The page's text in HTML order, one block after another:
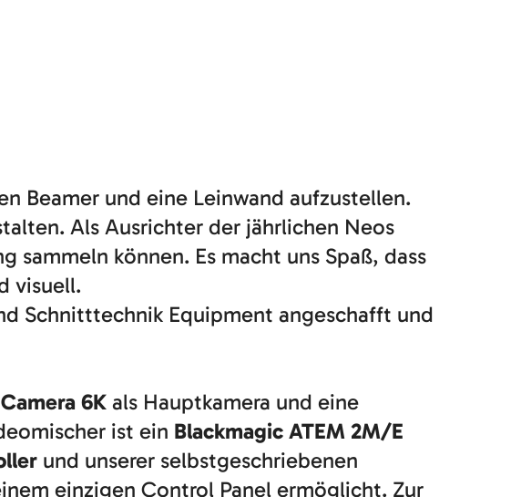
Beamer und eine Leinwand aufzustellen.
Als Ausrichter der jährlichen Neos
sammeln können. Es macht uns Spaß, dass
visuell.
Schnitttechnik Equipment angeschafft und
6K als Hauptkamera und eine
ist ein Blackmagic ATEM 2M/E
und unserer selbstgeschriebenen
einzigen Control Panel ermöglicht. Zur